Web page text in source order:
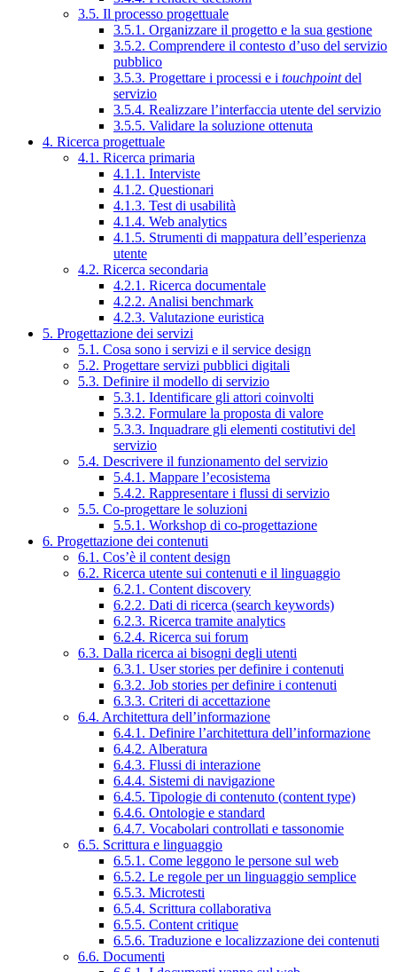
3.5. Il processo progettuale
3.5.1. Organizzare il progetto e la sua gestione
3.5.2. Comprendere il contesto d’uso del servizio
pubblico
3.5.3. Progettare i processi e i touchpointdel
servizio
3.5.4. Realizzare l’interfaccia utente del servizio
3.5.5. Validare la soluzione ottenuta
4. Ricerca progettuale
4.1. Ricerca primaria
4.1.1. Interviste
4.1.2. Questionari
4.1.3. Test di usabilità
4.1.4. Web analytics
4.1.5. Strumenti di mappatura dell’esperienza
utente
4.2. Ricerca secondaria
4.2.1. Ricerca documentale
4.2.2. Analisi benchmark
4.2.3. Valutazione euristica
5. Progettazione dei servizi
5.1. Cosa sono i servizi e il service design
5.2. Progettare servizi pubblici digitali
5.3. Definire il modello di servizio
5.3.1. Identificare gli attori coinvolti
5.3.2. Formulare la proposta di valore
5.3.3. Inquadrare gli elementi costitutivi del
servizio
5.4. Descrivere il funzionamento del servizio
5.4.1. Mappare l’ecosistema
5.4.2. Rappresentare i flussi di servizio
5.5. Co-progettare le soluzioni
5.5.1. Workshop di co-progettazione
6. Progettazione dei contenuti
6.1. Cos’è il content design
6.2. Ricerca utente sui contenuti e il linguaggio
6.2.1. Content discovery
6.2.2. Dati di ricerca (search keywords)
6.2.3. Ricerca tramite analytics
6.2.4. Ricerca sui forum
6.3. Dalla ricerca ai bisogni degli utenti
6.3.1. User stories per definire i contenuti
6.3.2. Job stories per definire i contenuti
6.3.3. Criteri di accettazione
6.4. Architettura dell’informazione
6.4.1. Definire l’architettura dell’informazione
6.4.2. Alberatura
6.4.3. Flussi di interazione
6.4.4. Sistemi di navigazione
6.4.5. Tipologie di contenuto (content type)
6.4.6. Ontologie e standard
6.4.7. Vocabolari controllati e tassonomie
6.5. Scrittura e linguaggio
6.5.1. Come leggono le persone sul web
6.5.2. Le regole per un linguaggio semplice
6.5.3. Microtesti
6.5.4. Scrittura collaborativa
6.5.5. Content critique
6.5.6. Traduzione e localizzazione dei contenuti
6.6. Documenti